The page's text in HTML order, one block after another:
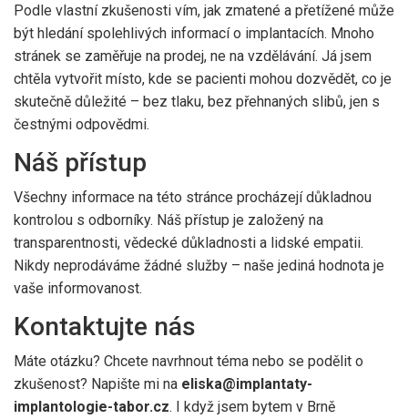
Podle vlastní zkušenosti vím, jak zmatené a přetížené může
být hledání spolehlivých informací o implantacích. Mnoho
stránek se zaměřuje na prodej, ne na vzdělávání. Já jsem
chtěla vytvořit místo, kde se pacienti mohou dozvědět, co je
skutečně důležité – bez tlaku, bez přehnaných slibů, jen s
čestnými odpovědmi.
Náš přístup
Všechny informace na této stránce procházejí důkladnou
kontrolou s odborníky. Náš přístup je založený na
transparentnosti, vědecké důkladnosti a lidské empatii.
Nikdy neprodáváme žádné služby – naše jediná hodnota je
vaše informovanost.
Kontaktujte nás
Máte otázku? Chcete navrhnout téma nebo se podělit o
zkušenost? Napište mi na eliska@implantaty-
implantologie-tabor.cz. I když jsem bytem v Brně